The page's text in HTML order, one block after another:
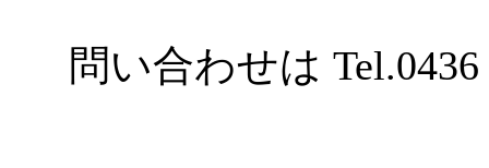
問い合わせは Tel.0436